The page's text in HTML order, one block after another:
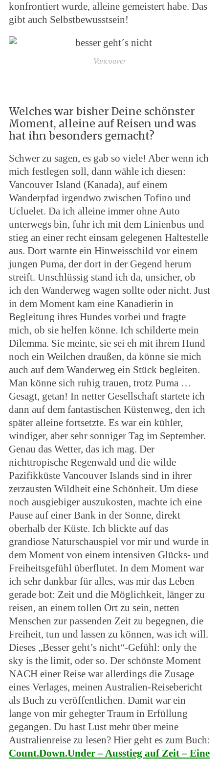
konfrontiert wurde, alleine gemeistert habe. Das
gibt auch Selbstbewusstsein!
Vancouver
Welches war bisher Deine schönster
Moment, alleine auf Reisen und was
hat ihn besonders gemacht?
Schwer zu sagen, es gab so viele! Aber wenn ich
mich festlegen soll, dann wähle ich diesen:
Vancouver Island (Kanada), auf einem
Wanderpfad irgendwo zwischen Tofino und
Ucluelet. Da ich alleine immer ohne Auto
unterwegs bin, fuhr ich mit dem Linienbus und
stieg an einer recht einsam gelegenen Haltestelle
aus. Dort warnte ein Hinweisschild vor einem
jungen Puma, der dort in der Gegend herum
streift. Unschlüssig stand ich da, unsicher, ob
ich den Wanderweg wagen sollte oder nicht. Just
in dem Moment kam eine Kanadierin in
Begleitung ihres Hundes vorbei und fragte
mich, ob sie helfen könne. Ich schilderte mein
Dilemma. Sie meinte, sie sei eh mit ihrem Hund
noch ein Weilchen draußen, da könne sie mich
auch auf dem Wanderweg ein Stück begleiten.
Man könne sich ruhig trauen, trotz Puma …
Gesagt, getan! In netter Gesellschaft startete ich
dann auf dem fantastischen Küstenweg, den ich
später alleine fortsetzte. Es war ein kühler,
windiger, aber sehr sonniger Tag im September.
Genau das Wetter, das ich mag. Der
nichttropische Regenwald und die wilde
Pazifikküste Vancouver Islands sind in ihrer
zerzausten Wildheit eine Schönheit. Um diese
noch ausgiebiger auszukosten, machte ich eine
Pause auf einer Bank in der Sonne, direkt
oberhalb der Küste. Ich blickte auf das
grandiose Naturschauspiel vor mir und wurde in
dem Moment von einem intensiven Glücks- und
Freiheitsgefühl überflutet. In dem Moment war
ich sehr dankbar für alles, was mir das Leben
gerade bot: Zeit und die Möglichkeit, länger zu
reisen, an einem tollen Ort zu sein, netten
Menschen zur passenden Zeit zu begegnen, die
Freiheit, tun und lassen zu können, was ich will.
Dieses „Besser geht’s nicht“-Gefühl: only the
sky is the limit, oder so. Der schönste Moment
NACH einer Reise war allerdings die Zusage
eines Verlages, meinen Australien-Reisebericht
als Buch zu veröffentlichen. Damit war ein
lange von mir gehegter Traum in Erfüllung
gegangen. Du hast Lust mehr über meine
Australienreise zu lesen? Hier geht es zum Buch:
Count.Down.Under – Ausstieg auf Zeit – Eine